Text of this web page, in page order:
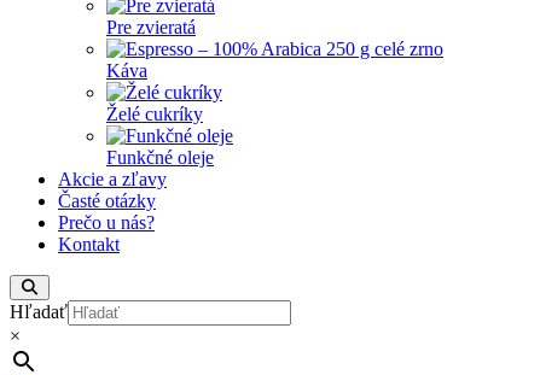
Pre zvieratá
Káva
Želé cukríky
Funkčné oleje
Akcie a zľavy
Časté otázky
Prečo u nás?
Kontakt
Hľadať
×